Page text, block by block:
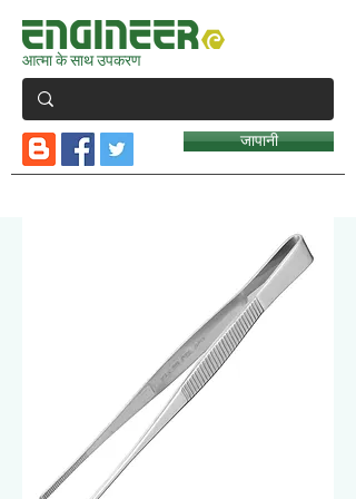
आत्मा के साथ उपकरण
जापानी